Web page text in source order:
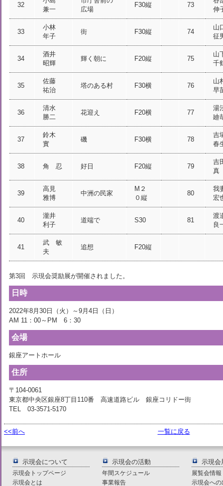
32
兼一
広場
F30縦 73
伸
33
小林
年子
街 F30縦 74
征
34
酒井
昭輝
輝く朝に F20縦 75
千
35
佐藤
祐治
塔のある村 F30横 76
早
36
清水
勝二
花迎え F20横 77
廸
37
鈴木
實
磯 F30横 78
春
38 角 忍 好日 F20縦 79
真
39
高見
雅博
中洲の民家
M２
０縦
80
宏
40
瀧井
利子
道端で S30 81
良
41
武 敏
夫
追想 F20縦
第3回 示現会奨励展が開催されました。
日時
2022年8月30日（火）～9月4日（日）
AM 11：00～PM 6：30
会場
銀座アートホール
住所
〒104-0061
東京都中央区銀座8丁目110番 高速道路ビル 銀座コリドー街
TEL 03-3571-5170
<<前へ 一覧に戻る
示現会について
示現会トップページ
示現会とは
示現会の活動
年間スケジュール
事業報告
示現会
展覧会情報
示現会へ